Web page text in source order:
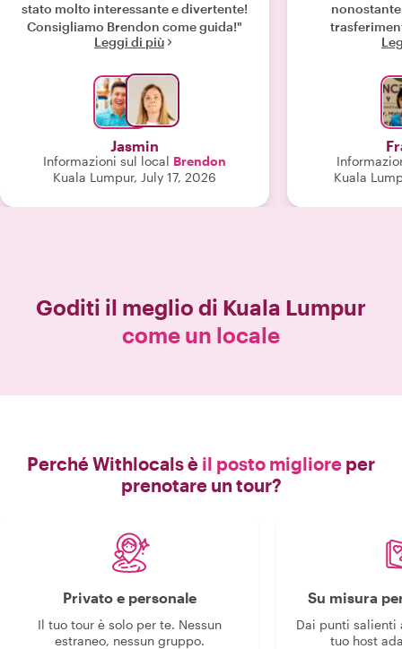
stato molto interessante e divertente!
Consigliamo Brendon come guida!"
Leggi di più
Jasmin
Informazioni sul local Brendon
Kuala Lumpur, July 17, 2026
Malacca è
informazioni
cultura
Giunti a
condotto
città,
anche in
itinerari
essere
Kuala
Goditi il meglio di Kuala Lumpur
come un locale
Perché Withlocals è il posto migliore per
prenotare un tour?
Privato e personale
Il tuo tour è solo per te. Nessun
estraneo, nessun gruppo.
Su misura
Dai punti salienti
tuo host